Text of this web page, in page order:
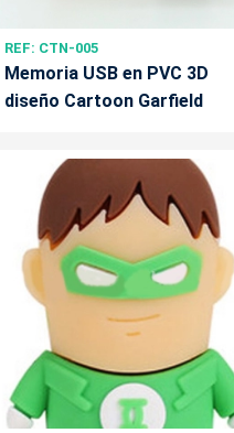
REF: CTN-005
Memoria USB en PVC 3D
diseño Cartoon Garfield